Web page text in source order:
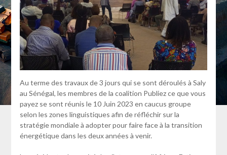
Au terme des travaux de 3 jours qui se sont déroulés à Saly
au Sénégal, les membres de la coalition Publiez ce que vous
payez se sont réunis le 10 Juin 2023 en caucus groupe
selon les zones linguistiques afin de réfléchir sur la
stratégie mondiale à adopter pour faire face à la transition
énergétique dans les deux années à venir.